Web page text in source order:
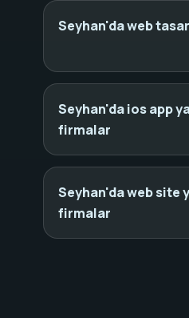
Seyhan'da web
Seyhan'da ios app
firmalar
Seyhan'da web site
firmalar